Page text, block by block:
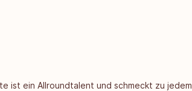
ist ein Allroundtalent und schmeckt zu